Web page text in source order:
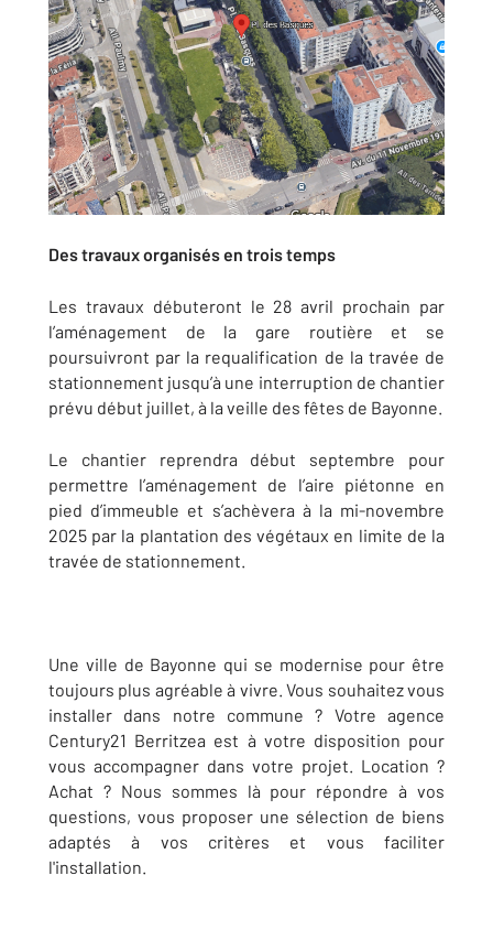
Des travaux organisés en trois temps
Les travaux débuteront le 28 avril prochain par
l’aménagement de la gare routière et se
poursuivront par la requalification de la travée de
stationnement jusqu’à une interruption de chantier
prévu début juillet, à la veille des fêtes de Bayonne.
Le chantier reprendra début septembre pour
permettre l’aménagement de l’aire piétonne en
pied d’immeuble et s’achèvera à la mi-novembre
2025 par la plantation des végétaux en limite de la
travée de stationnement.
Une ville de Bayonne qui se modernise pour être
toujours plus agréable à vivre. Vous souhaitez vous
installer dans notre commune ? Votre agence
Century21 Berritzea est à votre disposition pour
vous accompagner dans votre projet. Location ?
Achat ? Nous sommes là pour répondre à vos
questions, vous proposer une sélection de biens
adaptés à vos critères et vous faciliter
l'installation.